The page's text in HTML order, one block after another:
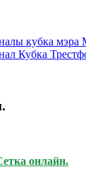
онлайн.